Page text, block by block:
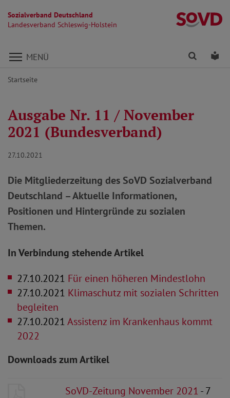
Sozialverband Deutschland
Landesverband Schleswig-Holstein
Direkt zu den Inhalten springen
MENÜ Finden
Startseite
Ausgabe Nr. 11 / November
2021 (Bundesverband)
27.10.2021
Die Mitgliederzeitung des SoVD Sozialverband
Deutschland – Aktuelle Informationen,
Positionen und Hintergründe zu sozialen
Themen.
In Verbindung stehende Artikel
27.10.2021 Für einen höheren Mindestlohn
27.10.2021 Klimaschutz mit sozialen Schritten
begleiten
27.10.2021Assistenz im Krankenhaus kommt
2022
Downloads zum Artikel
SoVD-Zeitung November 2021- 7